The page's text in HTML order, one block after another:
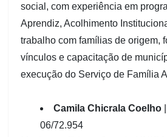
social, com experiência em
Aprendiz, Acolhimento
trabalho com famílias de origem,
vínculos e capacitação de
execução do Serviço de Família
Camila Chicrala Coelho
06/72.954